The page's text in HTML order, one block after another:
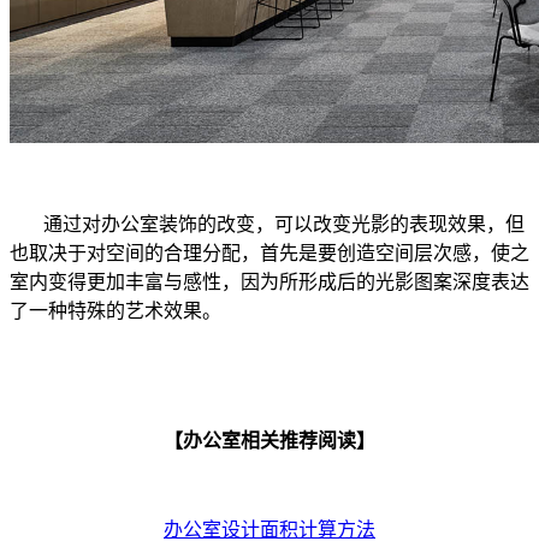
通过对办公室装饰的改变，可以改变光影的表现效果，但
也取决于对空间的合理分配，首先是要创造空间层次感，使之
室内变得更加丰富与感性，因为所形成后的光影图案深度表达
了一种特殊的艺术效果。
【办公室相关推荐阅读】
办公室设计面积计算方法